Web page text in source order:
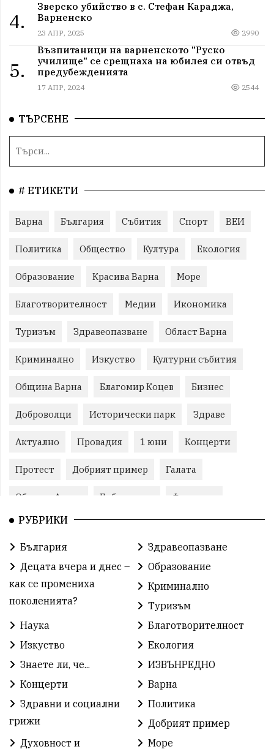
4.
Зверско убийство в с. Стефан Караджа,
Варненско
23 АПР, 2025 2990
5.
Възпитаници на варненското "Руско
училище" се срещнаха на юбилея си отвъд
предубежденията
17 АПР, 2024 2544
ТЪРСЕНЕ
# ЕТИКЕТИ
Варна България Събития Спорт ВЕИ
Политика Общество Култура Екология
Образование Красива Варна Море
Благотворителност Медии Икономика
Туризъм Здравеопазване Област Варна
Криминално Изкуство Културни събития
Община Варна Благомир Коцев Бизнес
Доброволци Исторически парк Здраве
Актуално Провадия 1 юни Концерти
Протест Добрият пример Галата
Община Аврен Библиотека Фестивал
Финанси
Театър Спорт за деца История
Градски транспорт Нов протест
Безплатни прегледи Волейбол Карин дом
Зелена Енергия Ден на детето
Книги Ветрогенератори Девня
Ден на народните будители Изложба
Детски градини Богоявление
Разрушеното бомбоубежище
РУБРИКИ
България
Здравеопазване
Децата вчера и днес –
как се промениха
поколенията?
Образование
Криминално
Туризъм
Наука
Благотворителност
Изкуство
Екология
Знаете ли, че...
ИЗВЪНРЕДНО
Концерти
Варна
Здравни и социални
грижи
Политика
Добрият пример
Духовност и
Море